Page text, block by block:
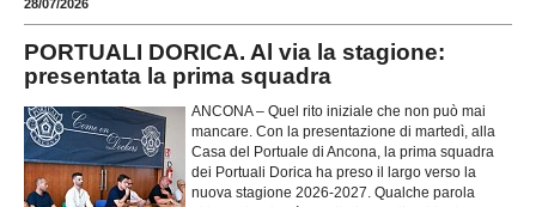
28/07/2026
PORTUALI DORICA. Al via la stagione:
presentata la prima squadra
ANCONA – Quel rito iniziale che non può mai
mancare. Con la presentazione di martedì, alla
Casa del Portuale di Ancona, la prima squadra
dei Portuali Dorica ha preso il largo verso la
nuova stagione 2026-2027. Qualche parola